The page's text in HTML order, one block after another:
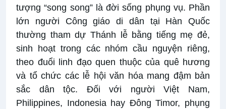
tượng “song song” là đời sống phụng vụ. Phần
lớn người Công giáo di dân tại Hàn Quốc
thường tham dự Thánh lễ bằng tiếng mẹ đẻ,
sinh hoạt trong các nhóm cầu nguyện riêng,
theo đuổi linh đạo quen thuộc của quê hương
và tổ chức các lễ hội văn hóa mang đậm bản
sắc dân tộc. Đối với người Việt Nam,
Philippines, Indonesia hay Đông Timor, phụng